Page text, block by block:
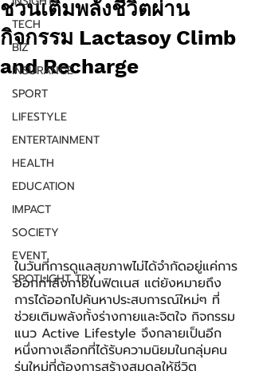
TECH
BIZ
INSURANCE
SPORT
LIFESTYLE
ENTERTAINMENT
HEALTH
EDUCATION
IMPACT
SOCIETY
EVENT
SPOTLIGHT TRY
ชวนเติมพลังชีวิตผ่าน
กิจกรรม Lactasoy Climb
and Recharge
ในวันที่การดูแลสุขภาพไม่ได้จำกัดอยู่แค่การ
ออกกำลังกายในฟิตเนส แต่ยังหมายถึง
การได้ออกไปค้นหาประสบการณ์ใหม่ๆ ที่
ช่วยเติมพลังทั้งร่างกายและจิตใจ กิจกรรม
แนว Active Lifestyle จึงกลายเป็นอีก
หนึ่งทางเลือกที่ได้รับความนิยมในกลุ่มคน